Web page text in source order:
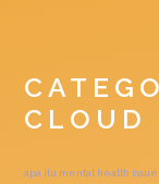
CLOUD
apa itu mental health issue